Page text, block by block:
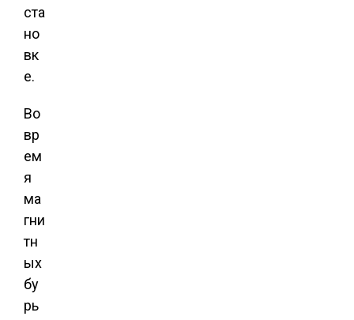
ста
но
вк
е.
Во
вр
ем
я
ма
гни
тн
ых
бу
рь